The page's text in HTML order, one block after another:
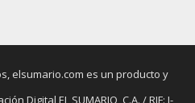
elsumario.com es un producto y